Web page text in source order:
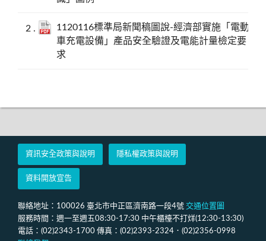
1120116標準局新聞稿圖說-經濟部實施「電動
車充電設備」產品安全驗證及電能計量檢定要
求
資訊安全政策與說明 隱私權政策與說明
資料開放宣告
聯絡地址：100026 臺北市中正區濟南路一段4號 交通位置圖
服務時間：週一至週五08:30-17:30 中午櫃檯不打烊(12:30-13:30)
電話：(02)2343-1700 傳真：(02)2393-2324．(02)2356-0998